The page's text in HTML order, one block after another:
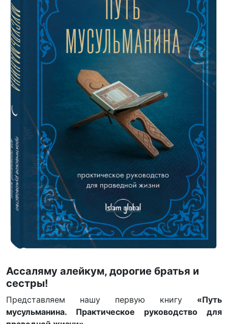
Ассаляму алейкум, дорогие братья и
сестры!
Представляем нашу первую книгу «Путь
мусульманина. Практическое руководство для